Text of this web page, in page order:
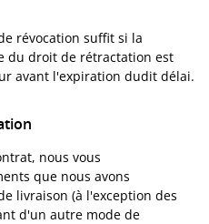
révocation suffit si la
du droit de rétractation est
avant l'expiration dudit délai.
nous vous
que nous avons
livraison (à l'exception des
d'un autre mode de